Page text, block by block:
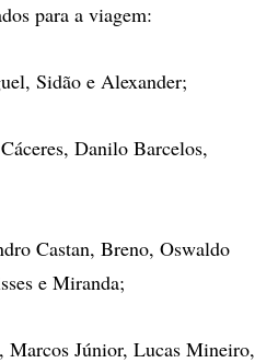
para a viagem:
Sidão e Alexander;
Danilo Barcelos,
Castan, Breno, Oswaldo
e Miranda;
Marcos Júnior, Lucas Mineiro,